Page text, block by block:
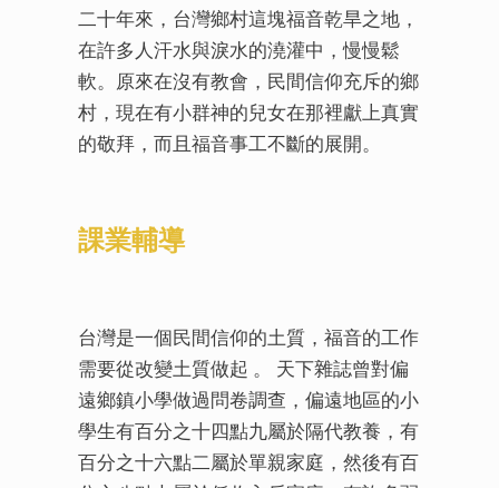
二十年來，台灣鄉村這塊福音乾旱之地，
在許多人汗水與淚水的澆灌中，慢慢鬆
軟。原來在沒有教會，民間信仰充斥的鄉
村，現在有小群神的兒女在那裡獻上真實
的敬拜，而且福音事工不斷的展開。
課業輔導
台灣是一個民間信仰的土質，福音的工作
需要從改變土質做起 。 天下雜誌曾對偏
遠鄉鎮小學做過問卷調查，偏遠地區的小
學生有百分之十四點九屬於隔代教養，有
百分之十六點二屬於單親家庭，然後有百